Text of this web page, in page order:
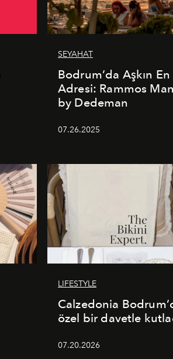
SEYAHAT
Bodrum’da Aşkın
Adresi: Rammos
by Dedeman
07.26.2025
LIFESTYLE
Calzedonia
özel bir davetle
07.20.2026